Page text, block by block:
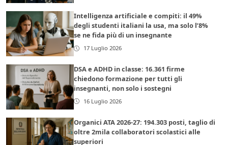
Intelligenza artificiale e compiti: il 49%
degli studenti italiani la usa, ma solo l’8%
se ne fida più di un insegnante
17 Luglio 2026
DSA e ADHD in classe: 16.361 firme
chiedono formazione per tutti gli
insegnanti, non solo i sostegni
16 Luglio 2026
Organici ATA 2026-27: 194.303 posti, taglio di
oltre 2mila collaboratori scolastici alle
superiori